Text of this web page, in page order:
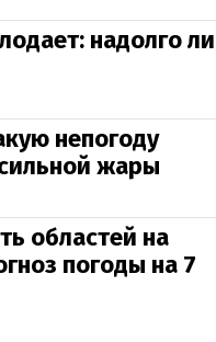
надолго ли
непогоду
жары
областей на
погоды на 7